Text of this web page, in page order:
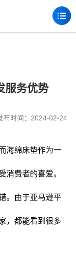
服务优势
布时间：2024-02-24
海绵床垫作为一
消费者的喜爱。
。由于亚马逊平
，都能看到很多